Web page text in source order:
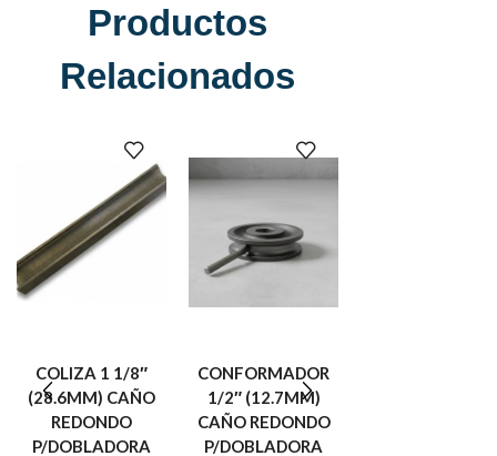
Productos
Relacionados
COLIZA 1 1/8″
(28.6MM) CAÑO
REDONDO
P/DOBLADORA
CONFORMADOR
1/2″ (12.7MM)
CAÑO REDONDO
P/DOBLADORA